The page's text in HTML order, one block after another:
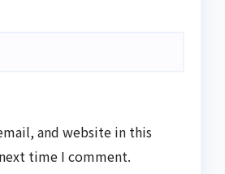
and website in this
time I comment.